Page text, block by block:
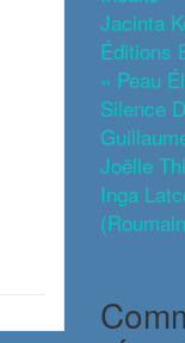
Jacinta
Éditions
« Peau
Silence
Joëlle
Inga